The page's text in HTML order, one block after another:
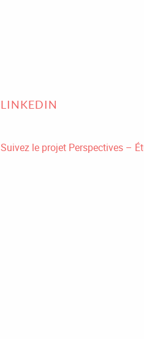
LINKEDIN
Suivez le projet Perspectives –